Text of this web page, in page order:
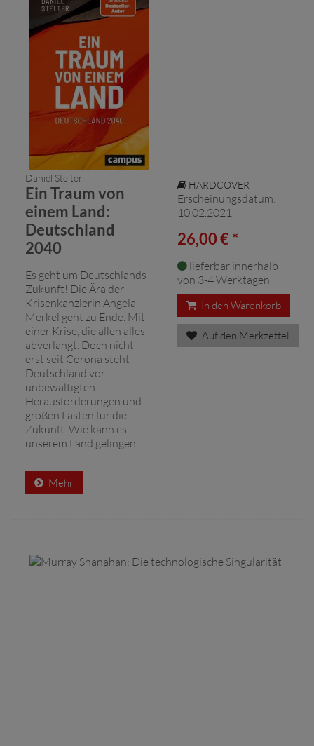
Daniel Stelter
Ein Traum von
einem Land:
Deutschland
2040
Es geht um Deutschlands
Zukunft! Die Ära der
Krisenkanzlerin Angela
Merkel geht zu Ende. Mit
einer Krise, die allen alles
abverlangt. Doch nicht
erst seit Corona steht
Deutschland vor
unbewältigten
Herausforderungen und
großen Lasten für die
Zukunft. Wie kann es
unserem Land gelingen, ...
Mehr
HARDCOVER
Erscheinungsdatum:
10.02.2021
26,00 € *
lieferbar innerhalb
von 3-4 Werktagen
In den Warenkorb
Auf den Merkzettel